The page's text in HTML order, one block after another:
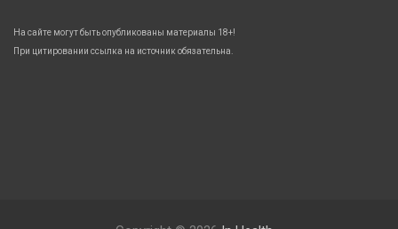
На сайте могут быть опубликованы материалы 18+!
При цитировании ссылка на источник обязательна.